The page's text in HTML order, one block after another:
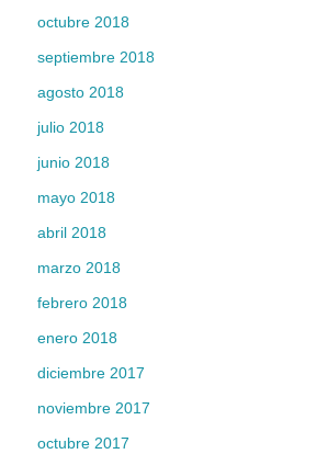
octubre 2018
septiembre 2018
agosto 2018
julio 2018
junio 2018
mayo 2018
abril 2018
marzo 2018
febrero 2018
enero 2018
diciembre 2017
noviembre 2017
octubre 2017